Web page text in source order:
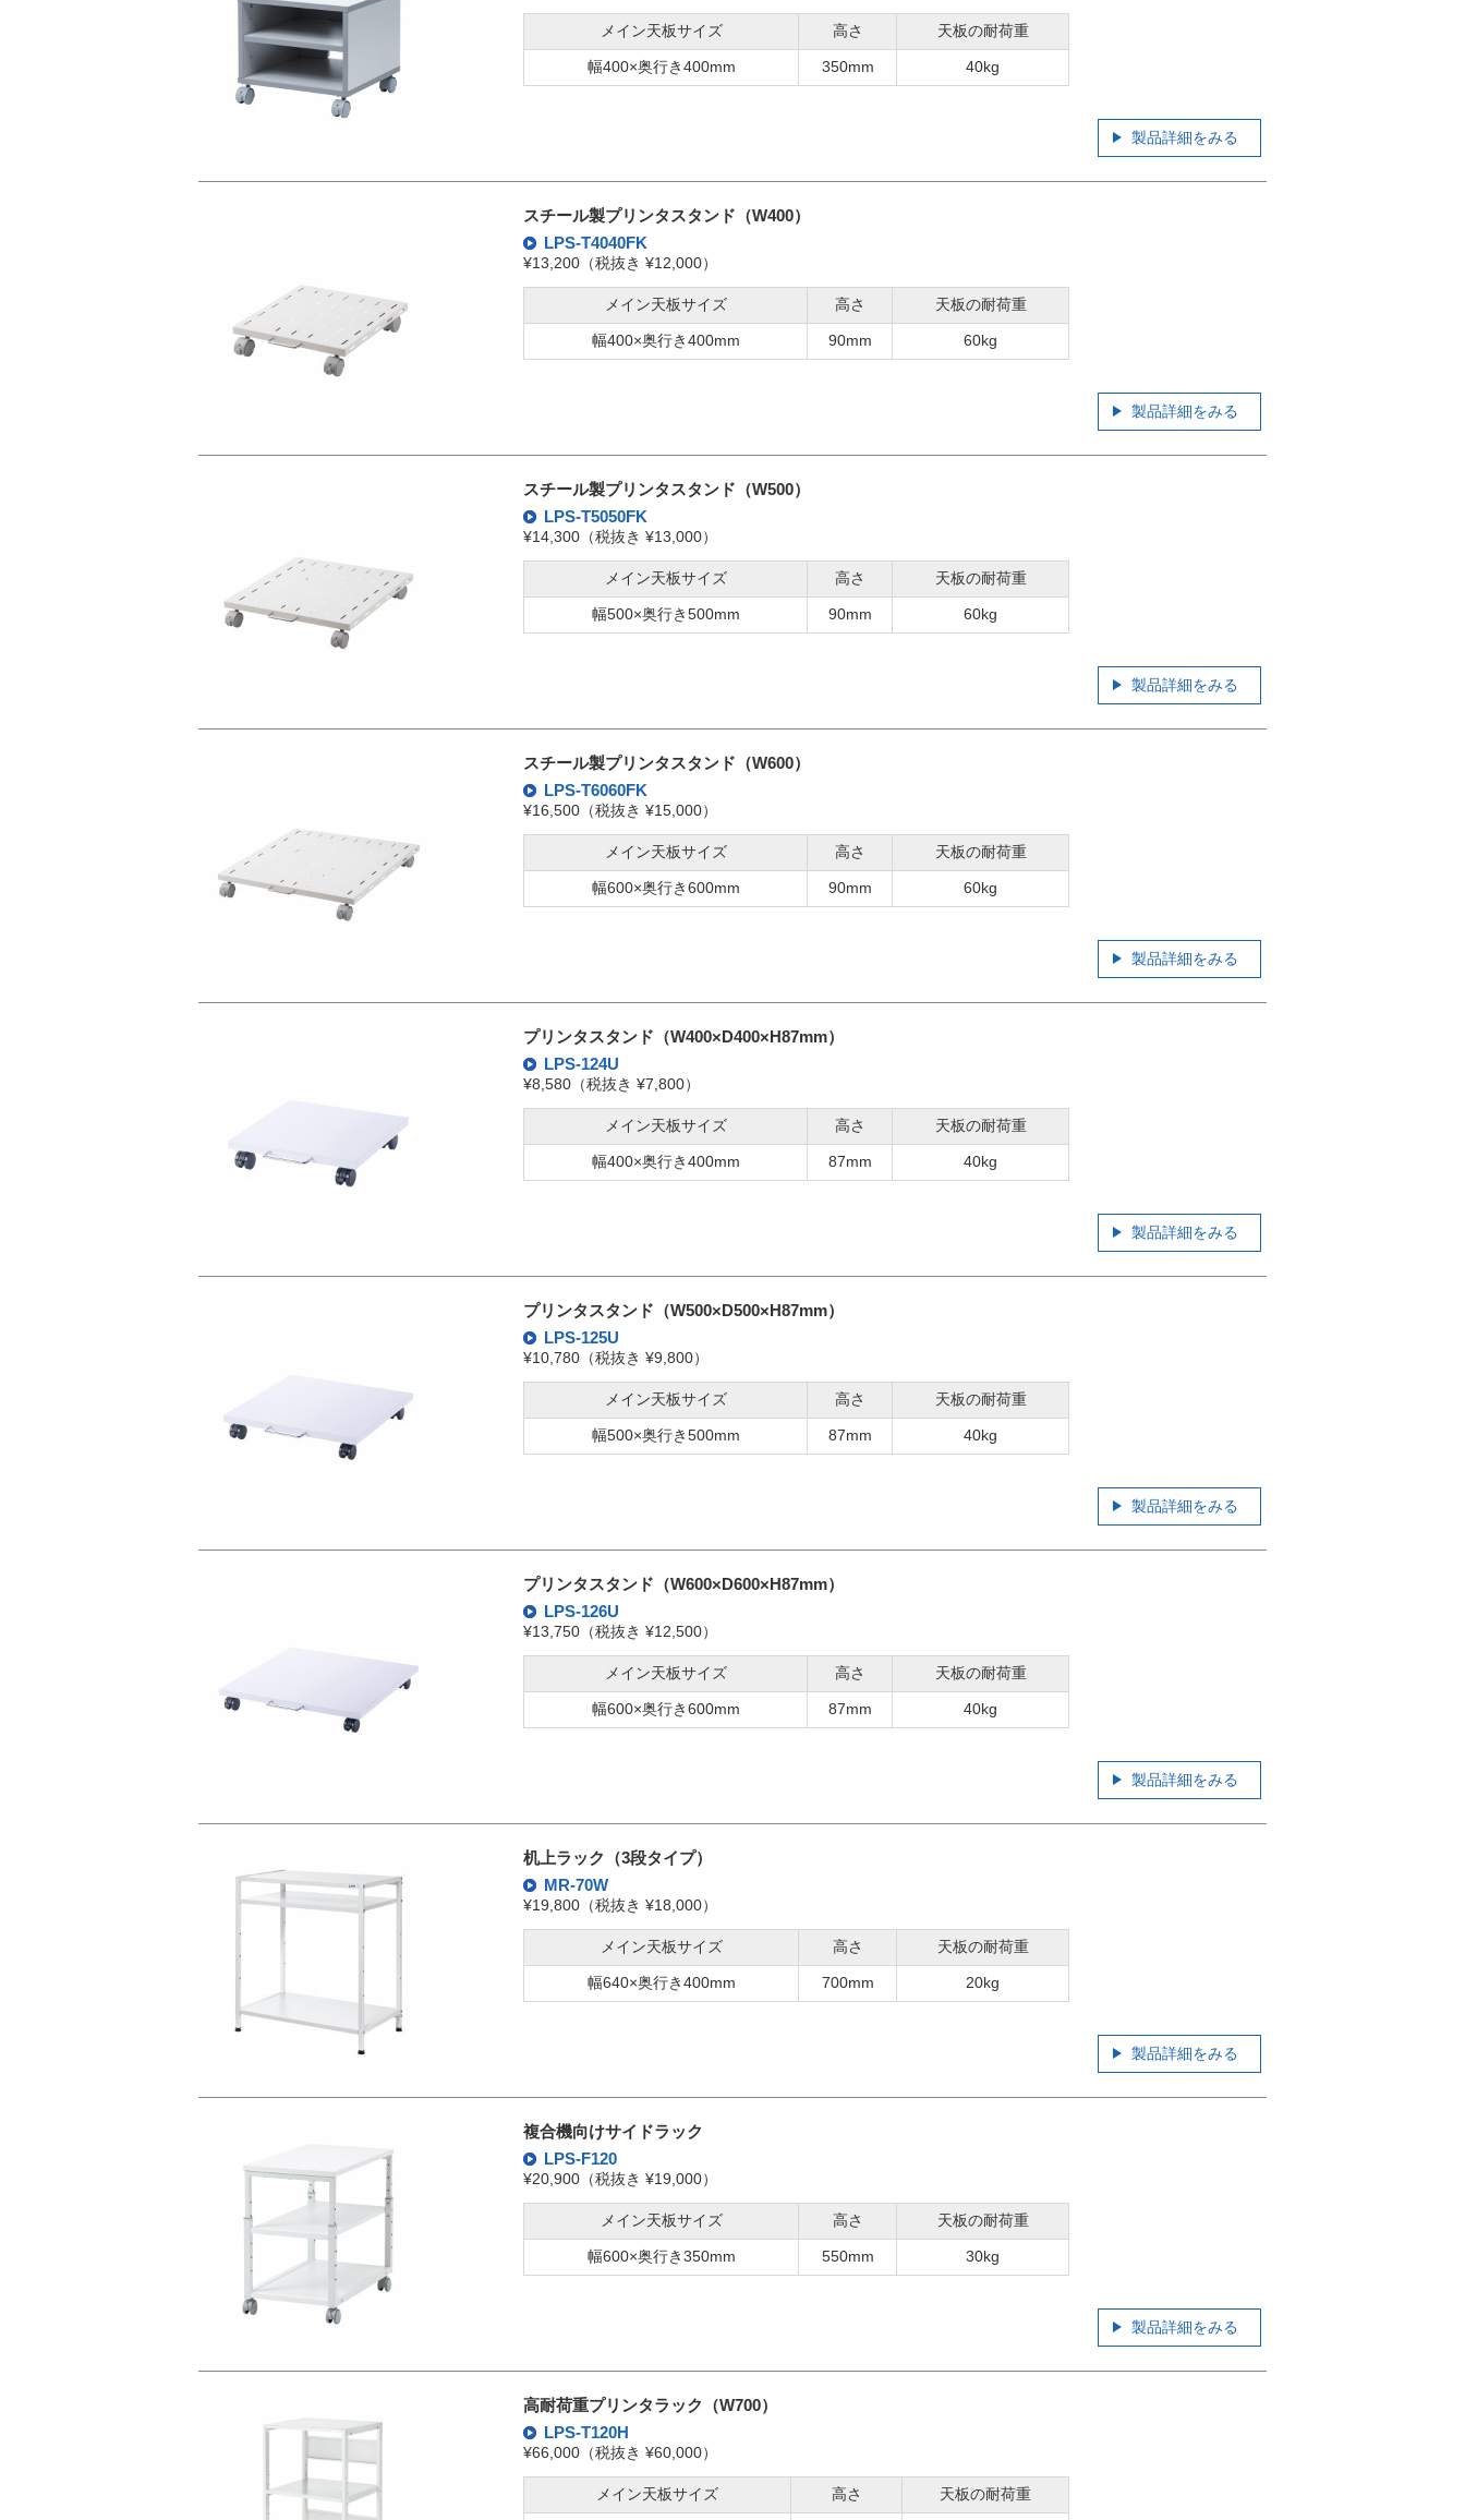
メイン天板サイズ 高さ 天板の耐荷重
幅400×奥行き400mm 350mm 40kg
製品詳細をみる
スチール製プリンタスタンド（W400）
LPS-T4040FK
¥13,200（税抜き ¥12,000）
メイン天板サイズ 高さ 天板の耐荷重
幅400×奥行き400mm 90mm 60kg
製品詳細をみる
スチール製プリンタスタンド（W500）
LPS-T5050FK
¥14,300（税抜き ¥13,000）
メイン天板サイズ 高さ 天板の耐荷重
幅500×奥行き500mm 90mm 60kg
製品詳細をみる
スチール製プリンタスタンド（W600）
LPS-T6060FK
¥16,500（税抜き ¥15,000）
メイン天板サイズ 高さ 天板の耐荷重
幅600×奥行き600mm 90mm 60kg
製品詳細をみる
プリンタスタンド（W400×D400×H87mm）
LPS-124U
¥8,580（税抜き ¥7,800）
メイン天板サイズ 高さ 天板の耐荷重
幅400×奥行き400mm 87mm 40kg
製品詳細をみる
プリンタスタンド（W500×D500×H87mm）
LPS-125U
¥10,780（税抜き ¥9,800）
メイン天板サイズ 高さ 天板の耐荷重
幅500×奥行き500mm 87mm 40kg
製品詳細をみる
プリンタスタンド（W600×D600×H87mm）
LPS-126U
¥13,750（税抜き ¥12,500）
メイン天板サイズ 高さ 天板の耐荷重
幅600×奥行き600mm 87mm 40kg
製品詳細をみる
机上ラック（3段タイプ）
MR-70W
¥19,800（税抜き ¥18,000）
メイン天板サイズ 高さ 天板の耐荷重
幅640×奥行き400mm 700mm 20kg
製品詳細をみる
複合機向けサイドラック
LPS-F120
¥20,900（税抜き ¥19,000）
メイン天板サイズ 高さ 天板の耐荷重
幅600×奥行き350mm 550mm 30kg
製品詳細をみる
高耐荷重プリンタラック（W700）
LPS-T120H
¥66,000（税抜き ¥60,000）
メイン天板サイズ 高さ 天板の耐荷重